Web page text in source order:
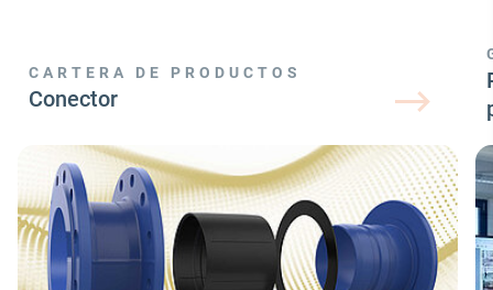
CARTERA DE PRODUCTOS
Conector